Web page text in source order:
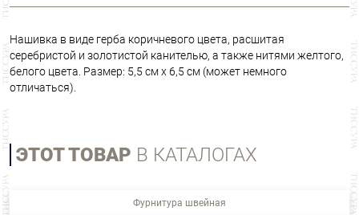
Нашивка в виде герба коричневого цвета, расшитая
серебристой и золотистой канителью, а также нитями желтого,
белого цвета. Размер: 5,5 см х 6,5 см (может немного
отличаться).
ЭТОТ ТОВАР В КАТАЛОГАХ
Фурнитура швейная